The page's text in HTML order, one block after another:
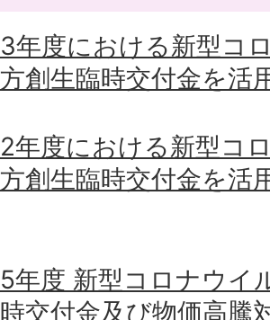
年度における新型コ
創生臨時交付金を活
年度における新型コ
創生臨時交付金を活
年度 新型コロナウイ
交付金及び物価高騰